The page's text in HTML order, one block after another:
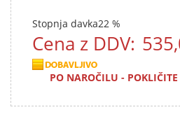
Stopnja davka22 %
Cena z DDV:
PO NAROČILU -